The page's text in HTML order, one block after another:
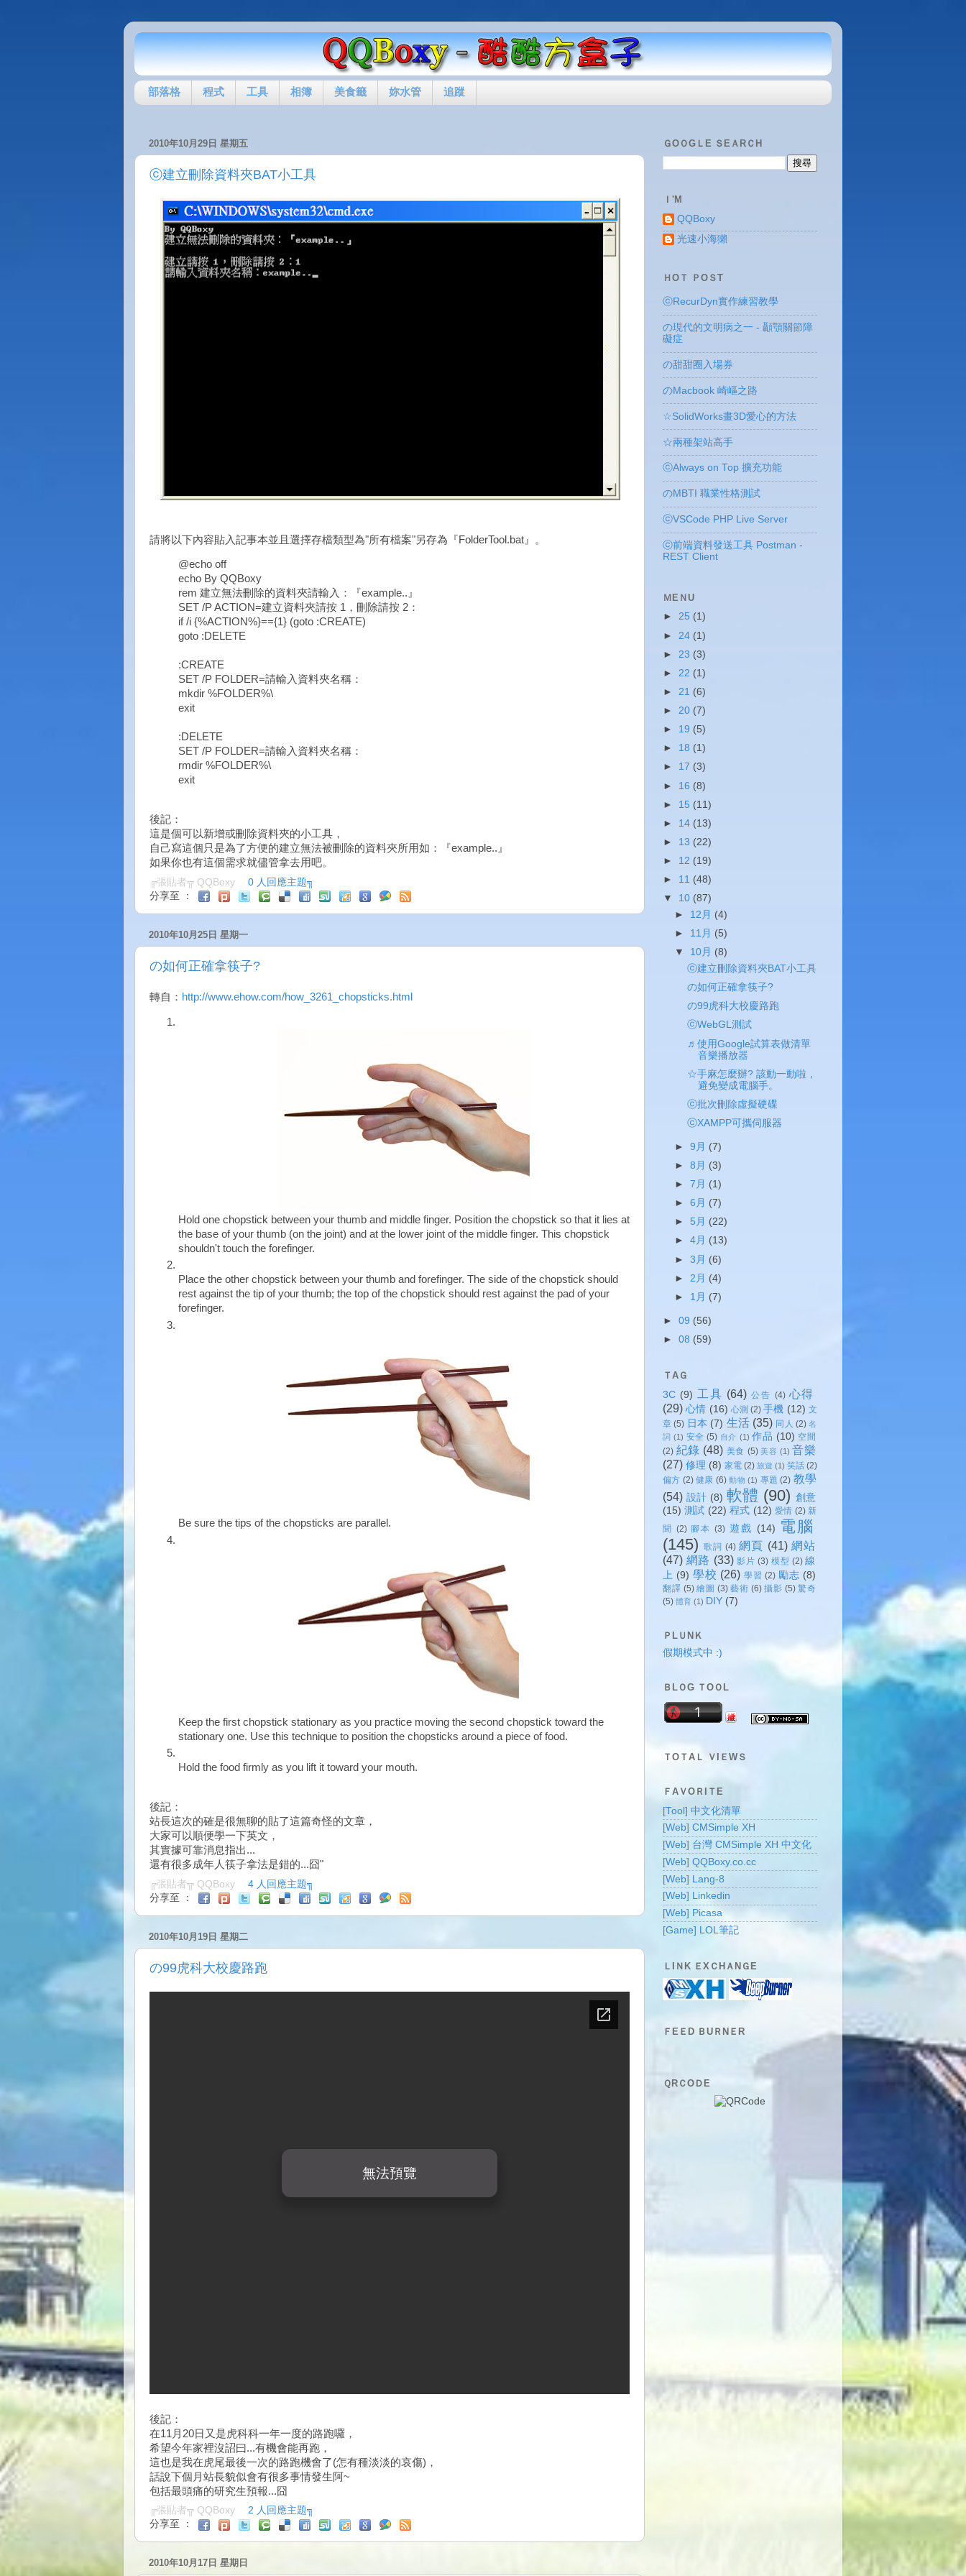
部落格 程式 工具 相簿 美食籤 妳水管 追蹤
2010年10月29日 星期五
ⓒ建立刪除資料夾BAT小工具
請將以下內容貼入記事本並且選擇存檔類型為"所有檔案"另存為『FolderTool.bat』。
@echo off
echo By QQBoxy
rem 建立無法刪除的資料夾請輸入：『example..』
SET /P ACTION=建立資料夾請按 1，刪除請按 2：
if /i {%ACTION%}=={1} (goto :CREATE)
goto :DELETE
:CREATE
SET /P FOLDER=請輸入資料夾名稱：
mkdir %FOLDER%\
exit
:DELETE
SET /P FOLDER=請輸入資料夾名稱：
rmdir %FOLDER%\
exit
後記：
這是個可以新增或刪除資料夾的小工具，
自己寫這個只是為了方便的建立無法被刪除的資料夾所用如：『example..』
如果你也有這個需求就儘管拿去用吧。
╔張貼者╦ QQBoxy
0 人回應主題╗
分享至 ：
2010年10月25日 星期一
の如何正確拿筷子?
轉自： http://www.ehow.com/how_3261_chopsticks.html
Hold one chopstick between your thumb and middle finger. Position the chopstick so that it lies at
the base of your thumb (on the joint) and at the lower joint of the middle finger. This chopstick
shouldn't touch the forefinger.
Place the other chopstick between your thumb and forefinger. The side of the chopstick should
rest against the tip of your thumb; the top of the chopstick should rest against the pad of your
forefinger.
Be sure the tips of the chopsticks are parallel.
Keep the first chopstick stationary as you practice moving the second chopstick toward the
stationary one. Use this technique to position the chopsticks around a piece of food.
Hold the food firmly as you lift it toward your mouth.
後記：
站長這次的確是很無聊的貼了這篇奇怪的文章，
大家可以順便學一下英文，
其實據可靠消息指出...
還有很多成年人筷子拿法是錯的...囧"
╔張貼者╦ QQBoxy
4 人回應主題╗
分享至 ：
2010年10月19日 星期二
の99虎科大校慶路跑
後記：
在11月20日又是虎科科一年一度的路跑囉，
希望今年家裡沒詔曰...有機會能再跑，
這也是我在虎尾最後一次的路跑機會了(怎有種淡淡的哀傷)，
話說下個月站長貌似會有很多事情發生阿~
包括最頭痛的研究生預報...囧
╔張貼者╦ QQBoxy
2 人回應主題╗
分享至 ：
2010年10月17日 星期日
ＧOＯGＬE ＳEＡRＣH
Ｉ'M
QQBoxy
光速小海獺
ＨOＴ ＰOＳT
ⓒRecurDyn實作練習教學
の現代的文明病之一 - 顳顎關節障
礙症
の甜甜圈入場券
のMacbook 崎嶇之路
☆SolidWorks畫3D愛心的方法
☆兩種架站高手
ⓒAlways on Top 擴充功能
のMBTI 職業性格測試
ⓒVSCode PHP Live Server
ⓒ前端資料發送工具 Postman -
REST Client
ＭEＮU
► 25 (1)
► 24 (1)
► 23 (3)
► 22 (1)
► 21 (6)
► 20 (7)
► 19 (5)
► 18 (1)
► 17 (3)
► 16 (8)
► 15 (11)
► 14 (13)
► 13 (22)
► 12 (19)
► 11 (48)
▼ 10 (87)
► 12月 (4)
► 11月 (5)
▼ 10月 (8)
ⓒ建立刪除資料夾BAT小工具
の如何正確拿筷子?
の99虎科大校慶路跑
ⓒWebGL測試
♬使用Google試算表做清單
音樂播放器
☆手麻怎麼辦? 該動一動啦，
避免變成電腦手。
ⓒ批次刪除虛擬硬碟
ⓒXAMPP可攜伺服器
►9月 (7)
►8月 (3)
►7月 (1)
►6月 (7)
► 5月 (22)
►4月 (13)
►3月 (6)
► 2月 (4)
► 1月 (7)
► 09 (56)
► 08 (59)
ＴAＧ
3C (9) 工具 (64) 公告 (4) 心得
(29) 心情 (16) 心測 (2) 手機 (12) 文
章 (5) 日本 (7) 生活 (35) 同人 (2) 名
詞 (1) 安全 (5) 自介 (1) 作品 (10) 空間
(2) 紀錄 (48) 美食 (5) 美容 (1) 音樂
(27) 修理 (8) 家電 (2) 旅遊 (1) 笑話 (2)
偏方 (2) 健康 (6) 動物 (1) 專題 (2) 教學
(54) 設計 (8) 軟體 (90) 創意
(15) 測試 (22) 程式 (12) 愛情 (2) 新
聞 (2) 腳本 (3) 遊戲 (14) 電腦
(145) 歌詞 (4) 網頁 (41) 網站
(47) 網路 (33) 影片 (3) 模型 (2) 線
上 (9) 學校 (26) 學習 (2) 勵志 (8)
翻譯 (5) 繪圖 (3) 藝術 (6) 攝影 (5) 驚奇
(5) 體育 (1) DIY (7)
ＰLＵNＫ
假期模式中 :)
ＢLＯG ＴOＯL
ＴOＴAＬ ＶIＥWＳ
ＦAＶOＲIＴE
[Tool] 中文化清單
[Web] CMSimple XH
[Web] 台灣 CMSimple XH 中文化
[Web] QQBoxy.co.cc
[Web] Lang-8
[Web] Linkedin
[Web] Picasa
[Game] LOL筆記
ＬIＮK ＥXＣHＡNＧE
ＦEＥD ＢUＲNＥR
ＱRＣOＤE